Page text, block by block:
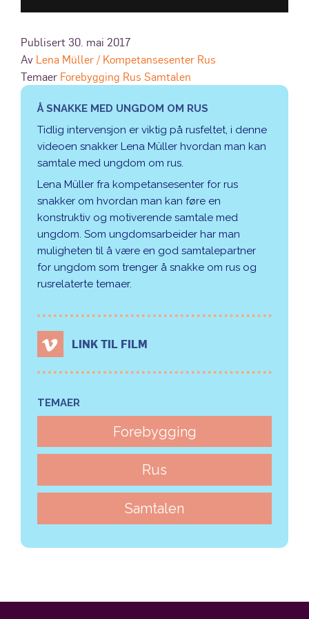
Publisert 30. mai 2017
Av Lena Müller / Kompetansesenter Rus
Temaer Forebygging Rus Samtalen
Å SNAKKE MED UNGDOM OM RUS
Tidlig intervensjon er viktig på rusfeltet, i denne
videoen snakker Lena Müller hvordan man kan
samtale med ungdom om rus.
Lena Müller fra kompetansesenter for rus
snakker om hvordan man kan føre en
konstruktiv og motiverende samtale med
ungdom. Som ungdomsarbeider har man
muligheten til å være en god samtalepartner
for ungdom som trenger å snakke om rus og
rusrelaterte temaer.
LINK TIL FILM
TEMAER
Forebygging
Rus
Samtalen